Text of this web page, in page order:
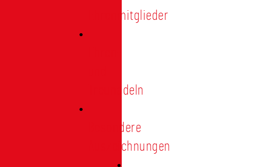
Ehrenmitglieder
Treunadeln
Besondere
Auszeichnungen